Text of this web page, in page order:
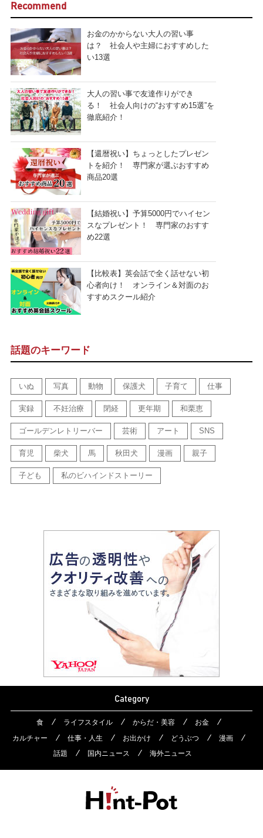
Recommend
お金のかからない大人の習い事
は？ 社会人や主婦におすすめした
い13選
大人の習い事で友達作りができ
る！ 社会人向けの“おすすめ15選”を
徹底紹介！
【還暦祝い】ちょっとしたプレゼン
トを紹介！ 専門家が選ぶおすすめ
商品20選
【結婚祝い】予算5000円でハイセン
スなプレゼント！ 専門家のおすす
め22選
【比較表】英会話で全く話せない初
心者向け！ オンライン＆対面のお
すすめスクール紹介
話題のキーワード
いぬ 写真 動物 保護犬 子育て 仕事
実録 不妊治療 閉経 更年期 和栗恵
ゴールデンレトリーバー 芸術 アート SNS
育児 柴犬 馬 秋田犬 漫画 親子
子ども 私のビハインドストーリー
Category
食 ライフスタイル からだ・美容
お金
カルチャー
仕事・人生 お出かけ どうぶつ
漫画
話題
国内ニュース 海外ニュース